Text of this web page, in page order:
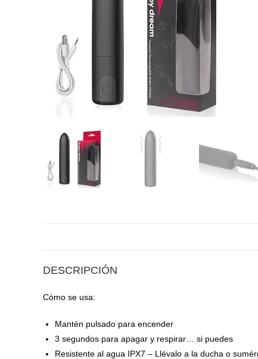
DESCRIPCIÓN
Cómo se usa:
Mantén pulsado para encender
3 segundos para apagar y respirar… si puedes
Resistente al agua IPX7 – Llévalo a la ducha o